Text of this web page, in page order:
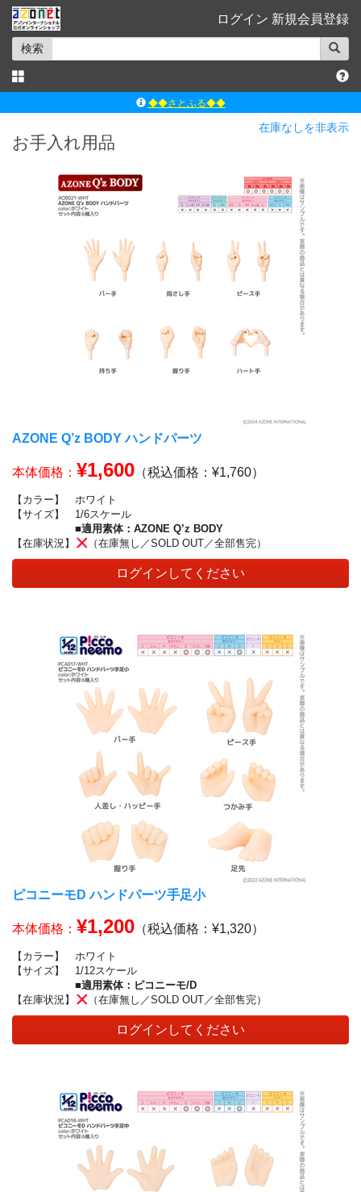
ログイン 新規会員登録
検索
ｱｿﾞﾝﾚｰﾍﾞﾙｼｮｯﾌﾟ楽天市場店
よくあるご質問（Q&A）
◆◆さとふる◆◆
在庫なしを非表示
お手入れ用品
AZONE Q’z BODY ハンドパーツ
本体価格： ¥1,600 （税込価格：¥1,760）
【カラー】
ホワイト
【サイズ】
1/6スケール
■適用素体：AZONE Q’z BODY
【在庫状況】
（在庫無し／SOLD OUT／全部售完）
ログインしてください
ピコニーモD ハンドパーツ手足小
本体価格： ¥1,200 （税込価格：¥1,320）
【カラー】
ホワイト
【サイズ】
1/12スケール
■適用素体：ピコニーモ/D
【在庫状況】
（在庫無し／SOLD OUT／全部售完）
ログインしてください